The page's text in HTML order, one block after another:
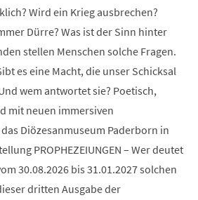
Wird ein Krieg ausbrechen?
Dürre? Was ist der Sinn hinter
stellen Menschen solche Fragen.
es eine Macht, die unser Schicksal
wem antwortet sie? Poetisch,
mit neuen immersiven
Diözesanmuseum Paderborn in
PROPHEZEIUNGEN – Wer deutet
30.08.2026 bis 31.01.2027 solchen
dritten Ausgabe der